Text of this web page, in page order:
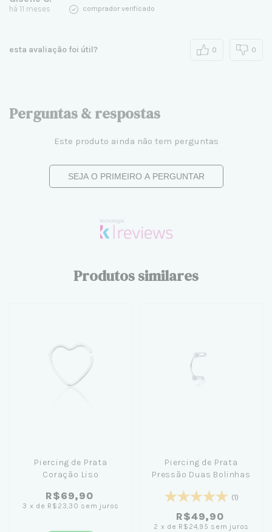
há 11 meses comprador verificado
esta avaliação foi útil? 0 0
Perguntas & respostas
Este produto ainda não tem perguntas
SEJA O PRIMEIRO A PERGUNTAR
Produtos similares
Piercing de Prata
Coração Liso
R$69,90
3 x de R$23,30 sem juros
Piercing de Prata
Pressão Duas Bolinhas
(1)
R$49,90
2 x de R$24,95 sem juros